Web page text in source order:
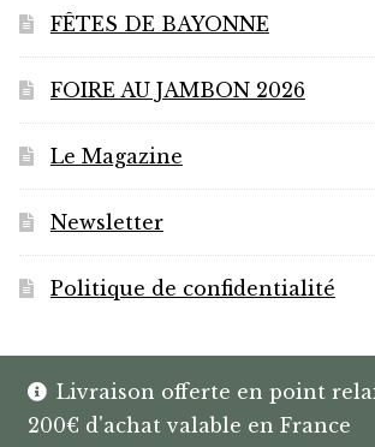
Livraison offerte en point
200€ d'achat valable en France
FÊTES DE BAYONNE
FOIRE AU JAMBON 2026
Le Magazine
Newsletter
Politique de confidentialité
© HANNIBAL | CAVISTE À